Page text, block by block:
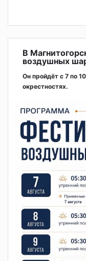
В
воздушных
Он пройдёт с 7 по
окрестностях.